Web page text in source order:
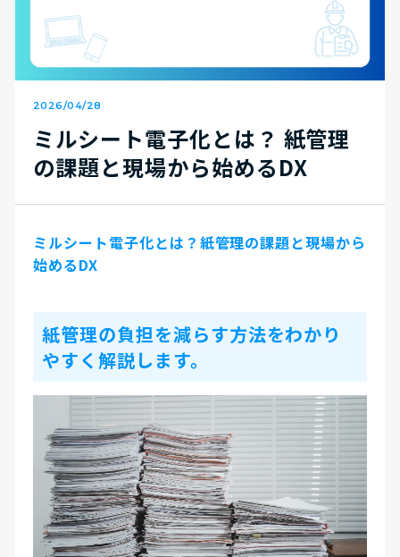
2026/04/28
ミルシート電子化とは？ 紙管理
の課題と現場から始めるDX
ミルシート電子化とは？ 紙管理の課題と現場から
始めるDX
紙管理の負担を減らす方法をわかり
やすく解説します。